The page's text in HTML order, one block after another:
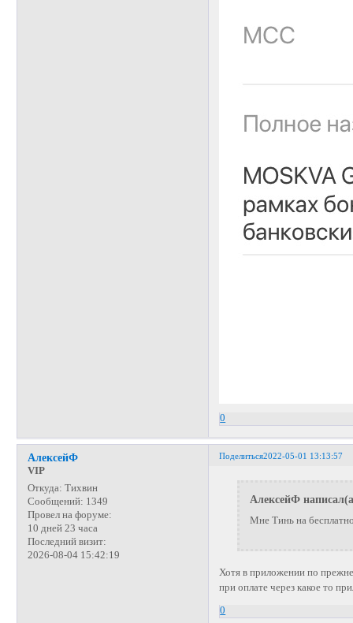
0
Поделиться2022-05-01 13:13:57
АлексейФ
VIP
Откуда: Тихвин
Сообщений: 1349
Провел на форуме:
10 дней 23 часа
Последний визит:
2026-08-04 15:42:19
АлексейФ
Мне Тинь на
Хотя в приложении по
при оплате через какое то
0